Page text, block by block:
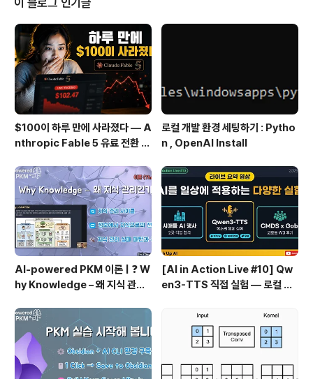
- 키워드를 반복해서 사용하지 마라 - Alt attribute 페이
지에 이미지 파일을 넣을 때 그 이미지에 대한 설명을 넣는
부분 입니다. Search Engine 의 우선 순위에 들어가도록
하기 위해 Alt attrib..
이 블로그 인기글
$100이 하루 만에 사라졌다 — A
nthropic Fable 5 유료 전환 사
로컬 개발 환경 세팅하기 : Pytho
n , OpenAI Install
AI-powered PKM 이론 | ❓ W
hy Knowledge – 왜 지식 관리
보에서 지식으로의 전환, 🛠️ 지식
관리 실패 패턴과 극복
[AI in Action Live #10] Qw
en3-TTS 직접 실험 — 로컬 설